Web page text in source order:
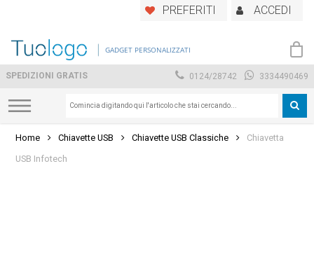
main
PREFERITI ACCEDI
GADGET PERSONALIZZATI
SPEDIZIONI GRATIS 0124/28742 3334490469
Home Chiavette USB Chiavette USB Classiche
Chiavetta
USB Infotech